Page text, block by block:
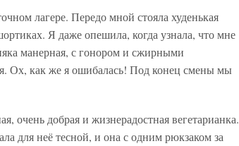
лагере. Передо мной стояла худенькая
Я даже опешила, когда узнала, что мне
манерная, с гонором и сжирными
Ох, как же я ошибалась! Под конец смены мы
добрая и жизнерадостная вегетарианка.
для неё тесной, и она с одним рюкзаком за